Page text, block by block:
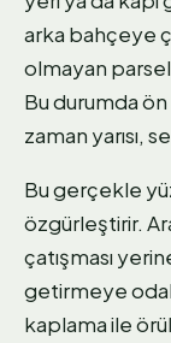
arka bahçeye
olmayan
Bu durumda
zaman yarısı,
Bu gerçekle
özgürleştirir.
çatışması
getirmeye
kaplama ile